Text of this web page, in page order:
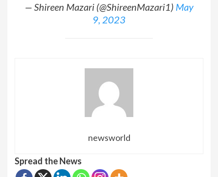
— Shireen Mazari (@ShireenMazari1) May
9, 2023
newsworld
Spread the News